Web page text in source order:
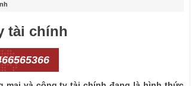
tài chính